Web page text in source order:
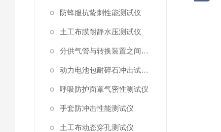
防蜂服抗蛰刺性能测试仪
土工布膜耐静水压测试仪
分供气管与转换装置之间连接强度试验机
动力电池包耐碎石冲击试验机
呼吸防护面罩气密性测试仪
手套防冲击性能测试仪
土工布动态穿孔测试仪